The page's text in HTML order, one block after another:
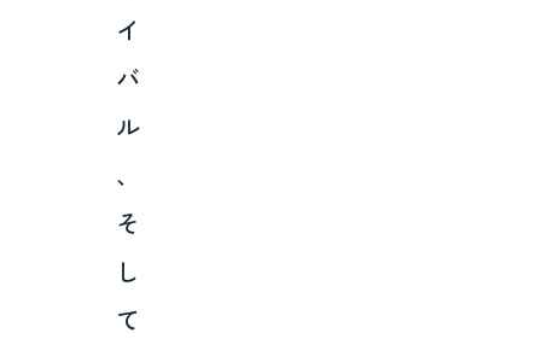
イ
バ
ル
、
そ
し
て